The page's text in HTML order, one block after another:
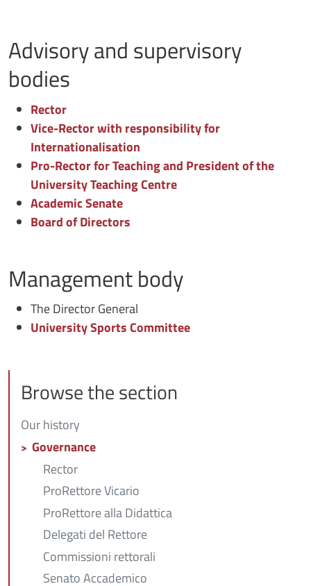
Advisory and supervisory
bodies
Rector
Vice-Rector with responsibility for
Internationalisation
Pro-Rector for Teaching and President of the
University Teaching Centre
Academic Senate
Board of Directors
Management body
The Director General
University Sports Committee
Browse the section
Our history
Governance
Rector
ProRettore Vicario
ProRettore alla Didattica
Delegati del Rettore
Commissioni rettorali
Senato Accademico